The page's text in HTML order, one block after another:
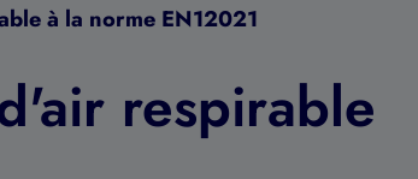
à la norme EN12021
respirable